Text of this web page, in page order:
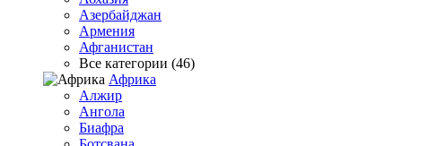
Азербайджан
Армения
Афганистан
Все категории (46)
Африка
Алжир
Ангола
Биафра